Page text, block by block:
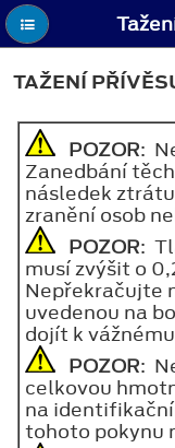
TAŽENÍ
POZOR:
Zanedbání
následek
zranění osob
POZOR:
musí zvýšit o
Nepřekračujte
uvedenou na
dojít k
POZOR:
celkovou
na
tohoto pokynu